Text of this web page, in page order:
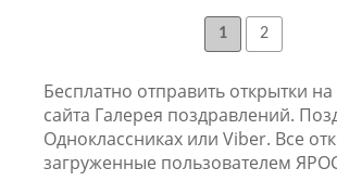
1 2
Бесплатно отправить открытки
сайта Галерея поздравлений.
Одноклассниках или Viber. Все
загруженные пользователем